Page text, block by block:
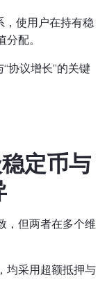
，使用户在持有稳
配。
协议增长”的关键
定币与
，但两者在多个维
均采用超额抵押与